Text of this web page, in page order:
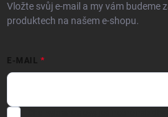
Vložte svůj e-mail a my vám budeme
produktech na našem e-shopu.
E-MAIL